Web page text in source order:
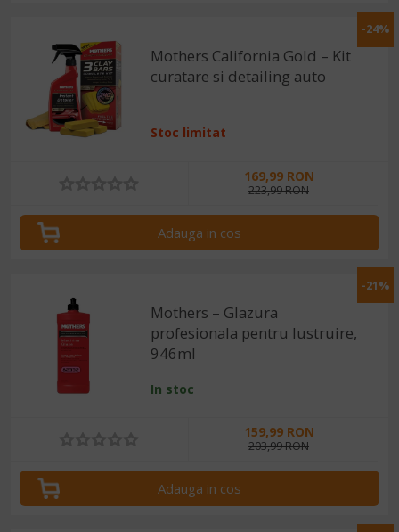
-24%
Mothers California Gold – Kit
curatare si detailing auto
Stoc limitat
169,99 RON
223,99 RON
Adauga in cos
-21%
Mothers – Glazura
profesionala pentru lustruire,
946ml
In stoc
159,99 RON
203,99 RON
Adauga in cos